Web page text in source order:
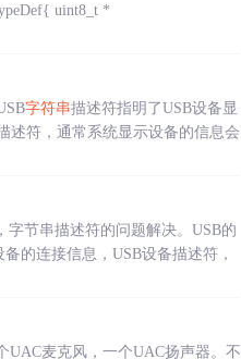
uint8_t *
字符串描述符指明了USB设备显
述符，通常系统显示设备的信息会
字节串描述符的问题解决。USB的
的连接信息，USB设备描述符，
UAC麦克风，一个UAC扬声器。不